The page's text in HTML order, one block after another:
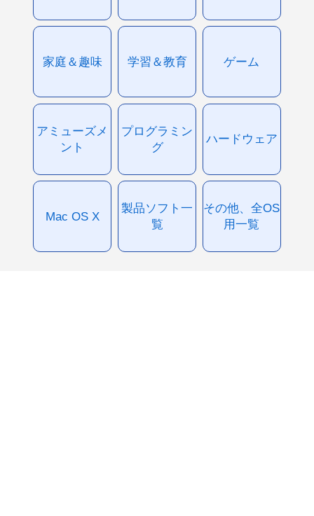
家庭＆趣味 学習＆教育 ゲーム
アミューズメ
ント
プログラミン
グ
ハードウェア
Mac OS X
製品ソフト一
覧
その他、全OS
用一覧